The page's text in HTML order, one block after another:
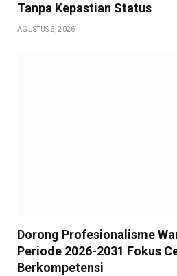
Tanpa Kepastian Status
AGUSTUS 6, 2026
Dorong Profesionalisme
Periode 2026-2031 Fokus
Berkompetensi